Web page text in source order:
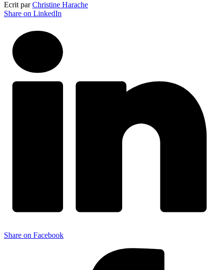
Ecrit parChristine Harache
Share on LinkedIn
Share on Facebook